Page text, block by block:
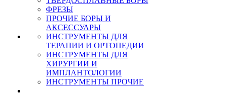
ФРЕЗЫ
ПРОЧИЕ БОРЫ И
АКСЕССУАРЫ
ИНСТРУМЕНТЫ ДЛЯ
ТЕРАПИИ И ОРТОПЕДИИ
ИНСТРУМЕНТЫ ДЛЯ
ХИРУРГИИ И
ИМПЛАНТОЛОГИИ
ИНСТРУМЕНТЫ ПРОЧИЕ